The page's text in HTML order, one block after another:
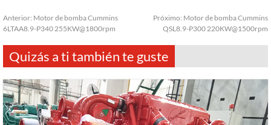
Anterior: Motor de bomba Cummins
6LTAA8.9-P340 255KW@1800rpm
Próximo: Motor de bomba Cummins
QSL8.9-P300 220KW@1500rpm
Quizás a ti también te guste